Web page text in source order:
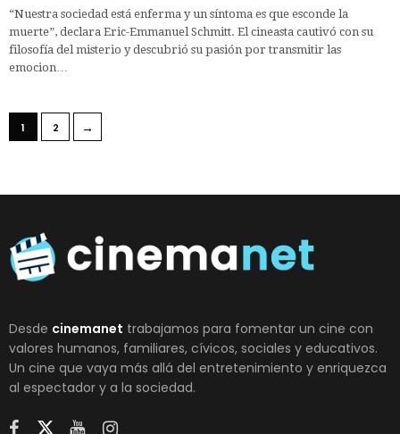
“Nuestra sociedad está enferma y un síntoma es que esconde la
muerte”, declara Eric-Emmanuel Schmitt. El cineasta cautivó con su
filosofía del misterio y descubrió su pasión por transmitir las
emocion…
1 2 →
Desde cinemanet trabajamos para fomentar un cine con
valores humanos, familiares, cívicos, sociales y educativos.
Un cine que vaya más allá del entretenimiento y enriquezca
al espectador y a la sociedad.